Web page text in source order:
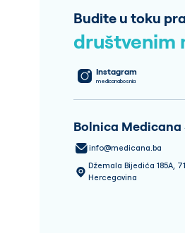
Budite u toku
društvenim
Instagram
medicanabosnia
Bolnica Medicana
info@medicana.ba
Džemala Bijedića 185A,
Hercegovina